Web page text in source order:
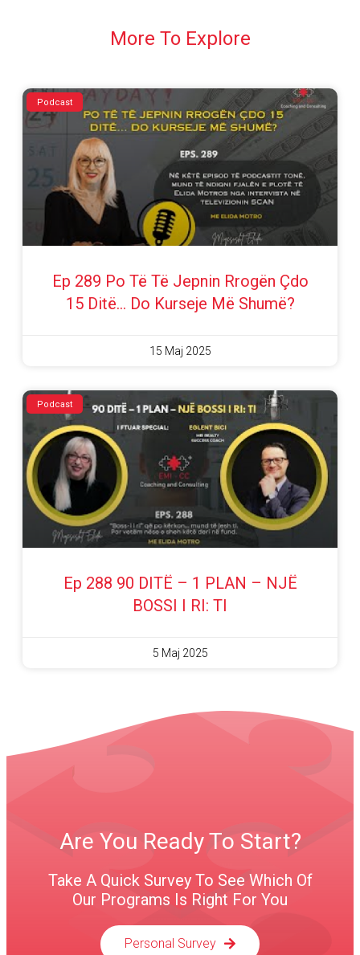
More To Explore
Podcast
Ep 289 Po Të Të Jepnin Rrogën Çdo
15 Ditë… Do Kurseje Më Shumë?
15 Maj 2025
Podcast
Ep 288 90 DITË – 1 PLAN – NJË
BOSSI I RI: TI
5 Maj 2025
Are You Ready To Start?
Take A Quick Survey To See Which Of
Our Programs Is Right For You
Personal Survey